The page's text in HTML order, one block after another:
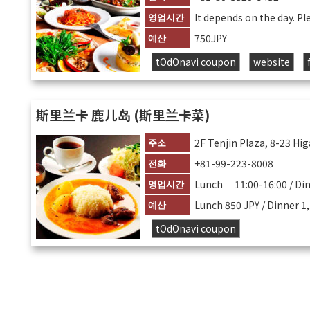
영업시간 It depends on the day.
예산
750JPY
tOdOnavi coupon
website
斯里兰卡 鹿儿岛 (斯里兰卡菜)
주소 2F Tenjin Plaza, 8-23
전화 +81-99-223-8008
영업시간 Lunch 11:00-16:00 /
예산
Lunch 850 JPY / Dinner
tOdOnavi coupon